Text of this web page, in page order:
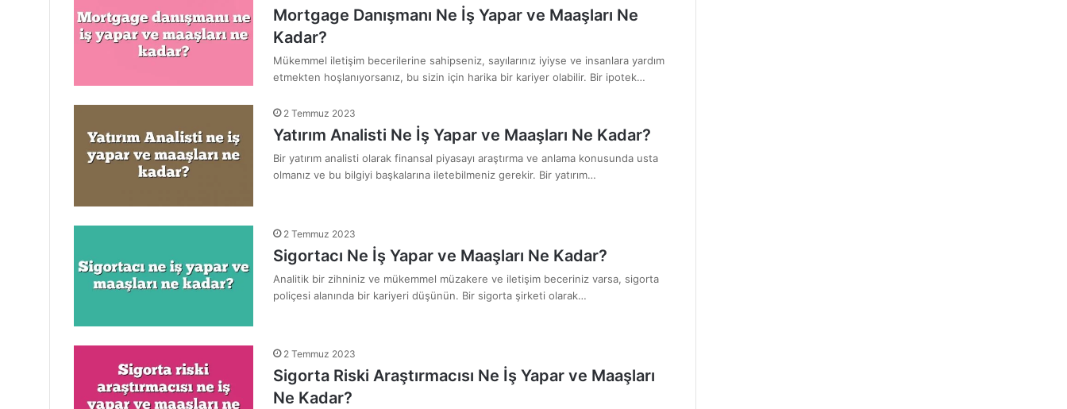
Mortgage Danışmanı Ne İş Yapar ve Maaşları Ne
Kadar?
Mükemmel iletişim becerilerine sahipseniz, sayılarınız iyiyse ve insanlara yardım
etmekten hoşlanıyorsanız, bu sizin için harika bir kariyer olabilir. Bir ipotek…
2 Temmuz 2023
Yatırım Analisti Ne İş Yapar ve Maaşları Ne Kadar?
Bir yatırım analisti olarak finansal piyasayı araştırma ve anlama konusunda usta
olmanız ve bu bilgiyi başkalarına iletebilmeniz gerekir. Bir yatırım…
2 Temmuz 2023
Sigortacı Ne İş Yapar ve Maaşları Ne Kadar?
Analitik bir zihniniz ve mükemmel müzakere ve iletişim beceriniz varsa, sigorta
poliçesi alanında bir kariyeri düşünün. Bir sigorta şirketi olarak…
2 Temmuz 2023
Sigorta Riski Araştırmacısı Ne İş Yapar ve Maaşları
Ne Kadar?